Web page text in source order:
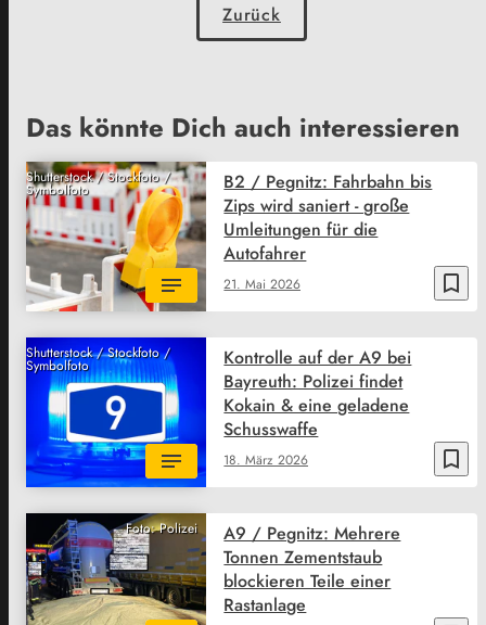
Zurück
Das könnte Dich auch interessieren
Shutterstock / Stockfoto /
Symbolfoto
bookmark_border
21. Mai 2026
B2 / Pegnitz: Fahrbahn bis
Zips wird saniert - große
Umleitungen für die
Autofahrer
Shutterstock / Stockfoto /
Symbolfoto
bookmark_border
18. März 2026
Kontrolle auf der A9 bei
Bayreuth: Polizei findet
Kokain & eine geladene
Schusswaffe
Foto: Polizei
A9 / Pegnitz: Mehrere
Tonnen Zementstaub
blockieren Teile einer
Rastanlage